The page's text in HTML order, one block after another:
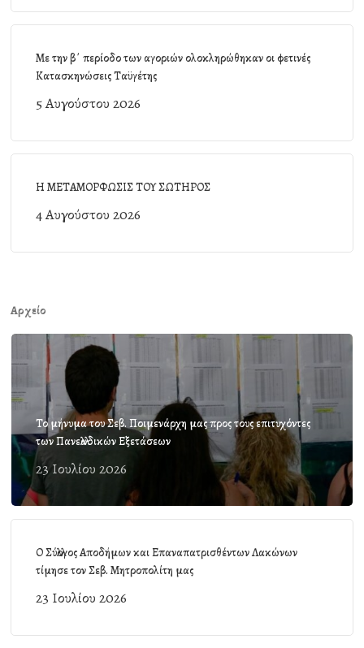
Με την β΄ περίοδο των αγοριών ολοκληρώθηκαν οι φετινές
Κατασκηνώσεις Ταϋγέτης
5 Αυγούστου 2026
Η ΜΕΤΑΜΟΡΦΩΣΙΣ ΤΟΥ ΣΩΤΗΡΟΣ
4 Αυγούστου 2026
Αρχείο
Το μήνυμα του Σεβ. Ποιμενάρχη μας προς τους επιτυχόντες
των Πανελλαδικών Εξετάσεων
23 Ιουλίου 2026
Ο Σύλλογος Αποδήμων και Επαναπατρισθέντων Λακώνων
τίμησε τον Σεβ. Μητροπολίτη μας
23 Ιουλίου 2026